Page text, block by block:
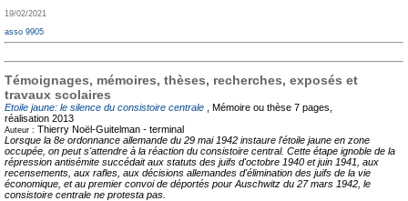
19/02/2021
asso 9905
Témoignages, mémoires, thèses, recherches, exposés et
travaux scolaires
Etoile jaune: le silence du consistoire centrale , Mémoire ou thèse 7 pages,
réalisation 2013
Auteur : Thierry Noël-Guitelman - terminal
Lorsque la 8e ordonnance allemande du 29 mai 1942 instaure l'étoile jaune en zone
occupée, on peut s'attendre à la réaction du consistoire central. Cette étape ignoble de la
répression antisémite succédait aux statuts des juifs d'octobre 1940 et juin 1941, aux
recensements, aux rafles, aux décisions allemandes d'élimination des juifs de la vie
économique, et au premier convoi de déportés pour Auschwitz du 27 mars 1942, le
consistoire centrale ne protesta pas.